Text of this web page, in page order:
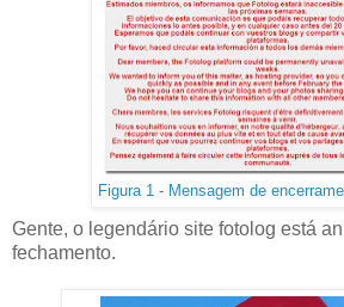
Figura 1 - Mensagem de
Gente, o legendário site fotolog está
fechamento.